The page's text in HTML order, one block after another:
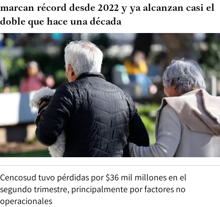
marcan récord desde 2022 y ya alcanzan casi el
doble que hace una década
Cencosud tuvo pérdidas por $36 mil millones en el
segundo trimestre, principalmente por factores no
operacionales